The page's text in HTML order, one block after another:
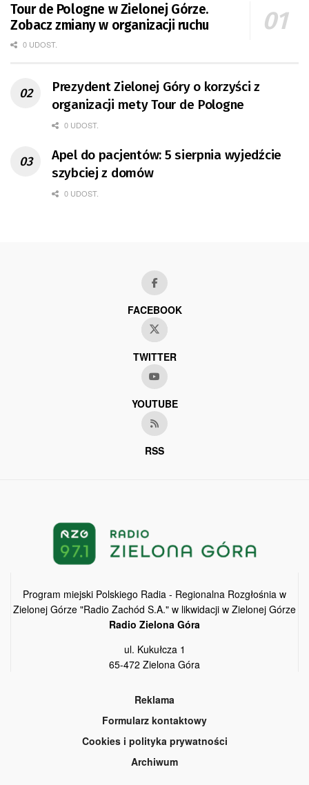
Tour de Pologne w Zielonej Górze.
Zobacz zmiany w organizacji ruchu
0 UDOST.
Prezydent Zielonej Góry o korzyści z
organizacji mety Tour de Pologne
0 UDOST.
Apel do pacjentów: 5 sierpnia wyjedźcie
szybciej z domów
0 UDOST.
FACEBOOK
TWITTER
YOUTUBE
RSS
Program miejski Polskiego Radia - Regionalna Rozgłośnia w
Zielonej Górze "Radio Zachód S.A." w likwidacji w Zielonej Górze
Radio Zielona Góra
ul. Kukułcza 1
65-472 Zielona Góra
Reklama
Formularz kontaktowy
Cookies i polityka prywatności
Archiwum